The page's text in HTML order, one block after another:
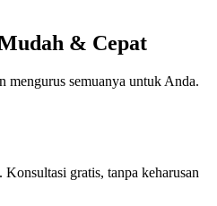
& Cepat
mengurus semuanya untuk Anda.
gratis, tanpa keharusan